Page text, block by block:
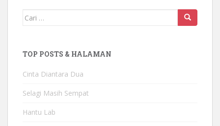
Mencari:
TOP POSTS & HALAMAN
Cinta Diantara Dua
Selagi Masih Sempat
Hantu Lab